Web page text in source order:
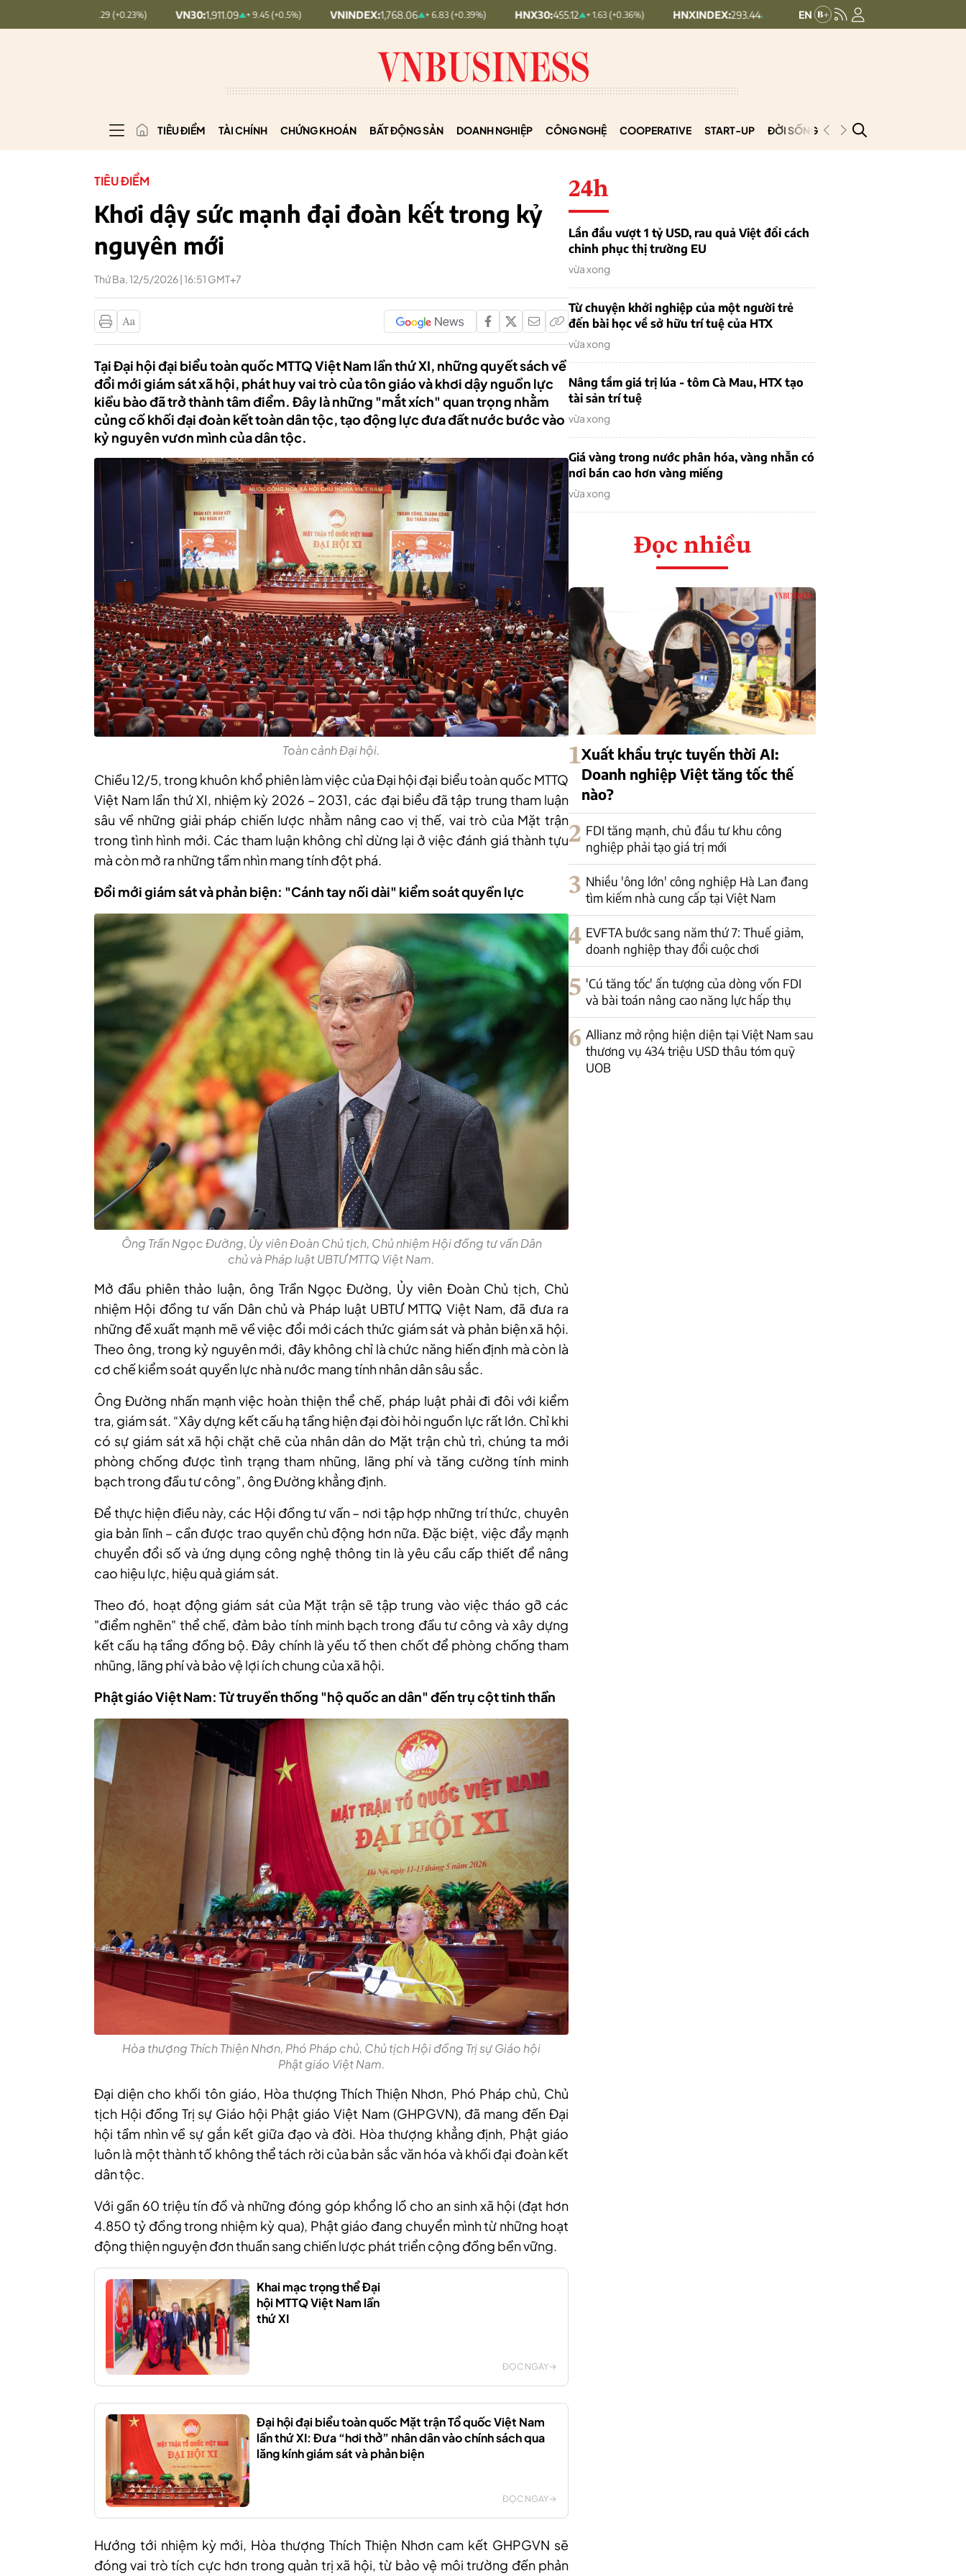
VN30:1,911.09 + 9.45 (+0.5%) VNINDEX:1,768.06 + 6.83 (+0.39%) HNX30:455.12 + 1.63 (+0.36%) HNXINDEX: 293.44 + 0.25 (+0.09%) UPCOMINDEX: 126.99
TIÊU ĐIỂM TÀI CHÍNH CHỨNG KHOÁN BẤT ĐỘNG SẢN DOANH NGHIỆP CÔNG NGHỆ COOPERATIVE START-UP ĐỜI SỐNG PODCAST
TIÊU ĐIỂM
Khơi dậy sức mạnh đại đoàn kết trong kỷ
nguyên mới
Thứ Ba, 12/5/2026 | 16:51 GMT+7
Tại Đại hội đại biểu toàn quốc MTTQ Việt Nam lần thứ XI, những quyết sách về
đổi mới giám sát xã hội, phát huy vai trò của tôn giáo và khơi dậy nguồn lực
kiều bào đã trở thành tâm điểm. Đây là những "mắt xích" quan trọng nhằm
củng cố khối đại đoàn kết toàn dân tộc, tạo động lực đưa đất nước bước vào
kỷ nguyên vươn mình của dân tộc.
Toàn cảnh Đại hội.
Chiều 12/5, trong khuôn khổ phiên làm việc của Đại hội đại biểu toàn quốc MTTQ
Việt Nam lần thứ XI, nhiệm kỳ 2026 – 2031, các đại biểu đã tập trung tham luận
sâu về những giải pháp chiến lược nhằm nâng cao vị thế, vai trò của Mặt trận
trong tình hình mới. Các tham luận không chỉ dừng lại ở việc đánh giá thành tựu
mà còn mở ra những tầm nhìn mang tính đột phá.
Đổi mới giám sát và phản biện: "Cánh tay nối dài" kiểm soát quyền lực
Ông Trần Ngọc Đường, Ủy viên Đoàn Chủ tịch, Chủ nhiệm Hội đồng tư vấn Dân
chủ và Pháp luật UBTƯ MTTQ Việt Nam.
Mở đầu phiên thảo luận, ông Trần Ngọc Đường, Ủy viên Đoàn Chủ tịch, Chủ
nhiệm Hội đồng tư vấn Dân chủ và Pháp luật UBTƯ MTTQ Việt Nam, đã đưa ra
những đề xuất mạnh mẽ về việc đổi mới cách thức giám sát và phản biện xã hội.
Theo ông, trong kỷ nguyên mới, đây không chỉ là chức năng hiến định mà còn là
cơ chế kiểm soát quyền lực nhà nước mang tính nhân dân sâu sắc.
Ông Đường nhấn mạnh việc hoàn thiện thể chế, pháp luật phải đi đôi với kiểm
tra, giám sát. “Xây dựng kết cấu hạ tầng hiện đại đòi hỏi nguồn lực rất lớn. Chỉ khi
có sự giám sát xã hội chặt chẽ của nhân dân do Mặt trận chủ trì, chúng ta mới
phòng chống được tình trạng tham nhũng, lãng phí và tăng cường tính minh
bạch trong đầu tư công”, ông Đường khẳng định.
Để thực hiện điều này, các Hội đồng tư vấn – nơi tập hợp những trí thức, chuyên
gia bản lĩnh – cần được trao quyền chủ động hơn nữa. Đặc biệt, việc đẩy mạnh
chuyển đổi số và ứng dụng công nghệ thông tin là yêu cầu cấp thiết để nâng
cao hiệu lực, hiệu quả giám sát.
Theo đó, hoạt động giám sát của Mặt trận sẽ tập trung vào việc tháo gỡ các
"điểm nghẽn" thể chế, đảm bảo tính minh bạch trong đầu tư công và xây dựng
kết cấu hạ tầng đồng bộ. Đây chính là yếu tố then chốt để phòng chống tham
nhũng, lãng phí và bảo vệ lợi ích chung của xã hội.
Phật giáo Việt Nam: Từ truyền thống "hộ quốc an dân" đến trụ cột tinh thần
Hòa thượng Thích Thiện Nhơn, Phó Pháp chủ, Chủ tịch Hội đồng Trị sự Giáo hội
Phật giáo Việt Nam.
Đại diện cho khối tôn giáo, Hòa thượng Thích Thiện Nhơn, Phó Pháp chủ, Chủ
tịch Hội đồng Trị sự Giáo hội Phật giáo Việt Nam (GHPGVN), đã mang đến Đại
hội tầm nhìn về sự gắn kết giữa đạo và đời. Hòa thượng khẳng định, Phật giáo
luôn là một thành tố không thể tách rời của bản sắc văn hóa và khối đại đoàn kết
dân tộc.
Với gần 60 triệu tín đồ và những đóng góp khổng lồ cho an sinh xã hội (đạt hơn
4.850 tỷ đồng trong nhiệm kỳ qua), Phật giáo đang chuyển mình từ những hoạt
động thiện nguyện đơn thuần sang chiến lược phát triển cộng đồng bền vững.
Khai mạc trọng thể Đại
hội MTTQ Việt Nam lần
thứ XI
ĐỌC NGAY
Đại hội đại biểu toàn quốc Mặt trận Tổ quốc Việt Nam
lần thứ XI: Đưa “hơi thở” nhân dân vào chính sách qua
lăng kính giám sát và phản biện
ĐỌC NGAY
Hướng tới nhiệm kỳ mới, Hòa thượng Thích Thiện Nhơn cam kết GHPGVN sẽ
đóng vai trò tích cực hơn trong quản trị xã hội, từ bảo vệ môi trường đến phản
24h
Lần đầu vượt 1 tỷ USD, rau quả Việt đổi cách
chinh phục thị trường EU
vừa xong
Từ chuyện khởi nghiệp của một người trẻ
đến bài học về sở hữu trí tuệ của HTX
vừa xong
Nâng tầm giá trị lúa - tôm Cà Mau, HTX tạo
tài sản trí tuệ
vừa xong
Giá vàng trong nước phân hóa, vàng nhẫn có
nơi bán cao hơn vàng miếng
vừa xong
Đọc nhiều
1Xuất khẩu trực tuyến thời AI:
Doanh nghiệp Việt tăng tốc thế
nào?
2 FDI tăng mạnh, chủ đầu tư khu công
nghiệp phải tạo giá trị mới
3 Nhiều 'ông lớn' công nghiệp Hà Lan đang
tìm kiếm nhà cung cấp tại Việt Nam
4 EVFTA bước sang năm thứ 7: Thuế giảm,
doanh nghiệp thay đổi cuộc chơi
5 'Cú tăng tốc' ấn tượng của dòng vốn FDI
và bài toán nâng cao năng lực hấp thụ
6 Allianz mở rộng hiện diện tại Việt Nam sau
thương vụ 434 triệu USD thâu tóm quỹ
UOB